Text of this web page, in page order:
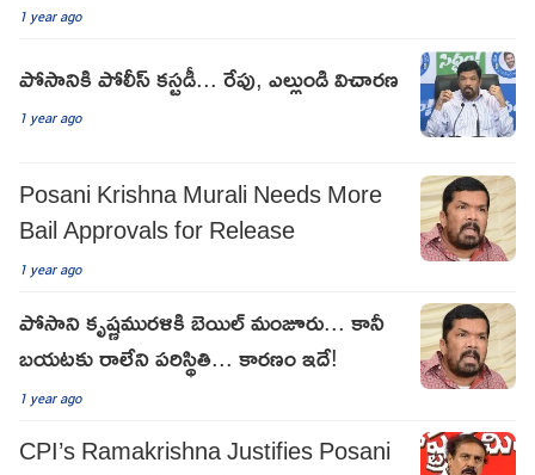
1 year ago
పోసానికి పోలీస్ కస్టడీ... రేపు, ఎల్లుండి విచారణ
1 year ago
Posani Krishna Murali Needs More
Bail Approvals for Release
1 year ago
పోసాని కృష్ణమురళికి బెయిల్ మంజూరు... కానీ
బయటకు రాలేని పరిస్థితి... కారణం ఇదే!
1 year ago
CPI’s Ramakrishna Justifies Posani